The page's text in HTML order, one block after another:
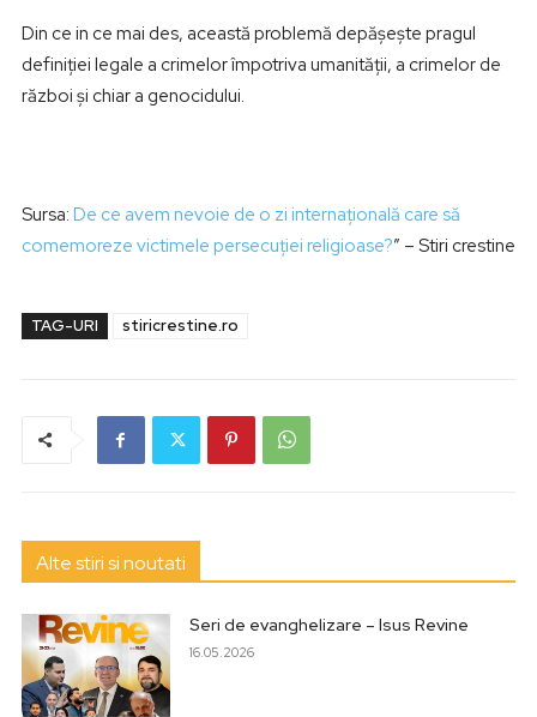
Din ce in ce mai des, această problemă depășește pragul
definiției legale a crimelor împotriva umanității, a crimelor de
război și chiar a genocidului.
Sursa: De ce avem nevoie de o zi internațională care să
comemoreze victimele persecuției religioase?” – Stiri crestine
TAG-URI stiricrestine.ro
Alte stiri si noutati
Seri de evanghelizare – Isus Revine
16.05.2026